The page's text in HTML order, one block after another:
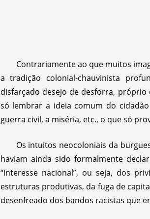
Contrariamente ao que muitos
a tradição colonial-chauvinista
disfarçado desejo de desforra,
só lembrar a ideia comum do
guerra civil, a miséria, etc., o que só
Os intuitos neocoloniais da
haviam ainda sido formalmente
“interesse nacional”, ou seja, dos
estruturas produtivas, da fuga de
desenfreado dos bandos racistas que